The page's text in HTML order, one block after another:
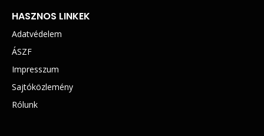
HASZNOS LINKEK
Adatvédelem
ÁSZF
Impresszum
Sajtóközlemény
Rólunk